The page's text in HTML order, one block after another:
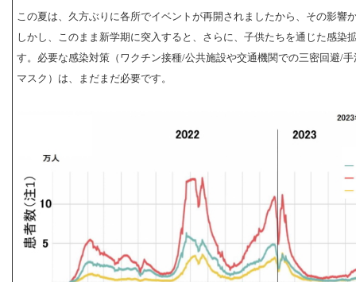
この夏は、久方ぶりに各所でイベントが再開されましたから、その影響
しかし、このまま新学期に突入すると、さらに、子供たちを通じた感染
す。必要な感染対策（ワクチン接種/公共施設や交通機関での三密回避/
マスク）は、まだまだ必要です。